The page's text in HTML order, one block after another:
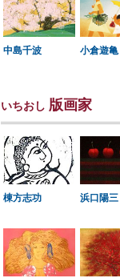
中島千波 小倉遊亀
いちおし 版画家
棟方志功 浜口陽三